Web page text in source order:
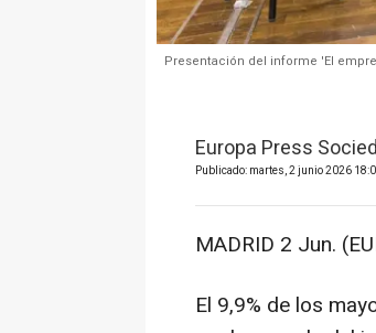
Presentación del informe 'El
Europa Press
Publicado: martes, 2 junio 2026
MADRID 2 Jun.
El 9,9% de los